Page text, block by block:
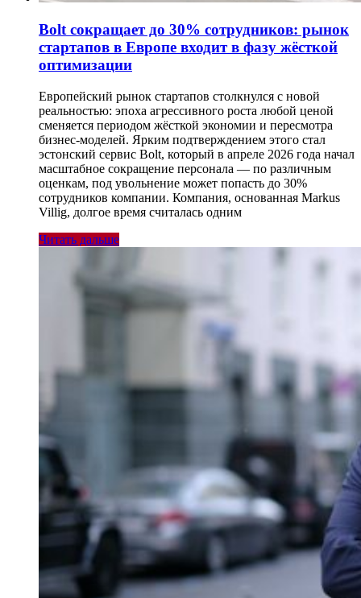
Bolt сокращает до 30% сотрудников: рынок
стартапов в Европе входит в фазу жёсткой
оптимизации
Европейский рынок стартапов столкнулся с новой
реальностью: эпоха агрессивного роста любой ценой
сменяется периодом жёсткой экономии и пересмотра
бизнес-моделей. Ярким подтверждением этого стал
эстонский сервис Bolt, который в апреле 2026 года начал
масштабное сокращение персонала — по различным
оценкам, под увольнение может попасть до 30%
сотрудников компании. Компания, основанная Markus
Villig, долгое время считалась одним
Читать дальше